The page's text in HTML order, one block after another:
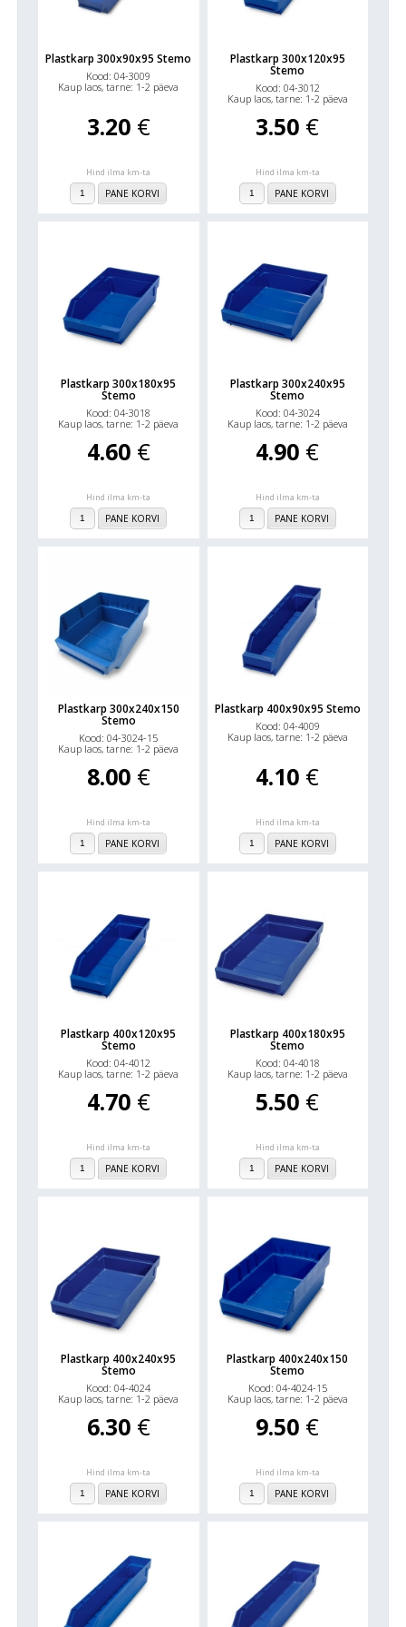
külgseinad teevad karpidest detailide noppimise kiireks ja
erinevas värvitoonis (roheline, kollane, sinine, punane).
Saadaval ka pikema tarneajaga ESD laokarbid kõikidest
mudelitest. ESD-märgistusega plastkarbid sobivad
kasutamiseks elektroonikatööstuses, meditsiinis jm, kus on
vajalik staatilise elektri lahenduste (ESD) kaitse. Plastkarbid
tööpäeva.
Plastkarp 300x90x95 Stemo
Kood: 04-3009
Kaup laos, tarne: 1-2 päeva
3.20 €
Hind ilma km-ta
PANE KORVI
Plastkarp 300x120x95
Stemo
Kood: 04-3012
Kaup laos, tarne: 1-2 päeva
3.50 €
Hind ilma km-ta
PANE KORVI
Plastkarp 300x180x95
Stemo
Kood: 04-3018
Kaup laos, tarne: 1-2 päeva
4.60 €
Hind ilma km-ta
PANE KORVI
Plastkarp 300x240x95
Stemo
Kood: 04-3024
Kaup laos, tarne: 1-2 päeva
4.90 €
Hind ilma km-ta
PANE KORVI
Plastkarp 300x240x150
Stemo
Kood: 04-3024-15
Kaup laos, tarne: 1-2 päeva
8.00 €
Hind ilma km-ta
PANE KORVI
Plastkarp 400x90x95 Stemo
Kood: 04-4009
Kaup laos, tarne: 1-2 päeva
4.10 €
Hind ilma km-ta
PANE KORVI
Plastkarp 400x120x95
Stemo
Kood: 04-4012
Kaup laos, tarne: 1-2 päeva
4.70 €
Hind ilma km-ta
PANE KORVI
Plastkarp 400x180x95
Stemo
Kood: 04-4018
Kaup laos, tarne: 1-2 päeva
5.50 €
Hind ilma km-ta
PANE KORVI
Plastkarp 400x240x95
Stemo
Kood: 04-4024
Kaup laos, tarne: 1-2 päeva
6.30 €
Hind ilma km-ta
PANE KORVI
Plastkarp 400x240x150
Stemo
Kood: 04-4024-15
Kaup laos, tarne: 1-2 päeva
9.50 €
Hind ilma km-ta
PANE KORVI